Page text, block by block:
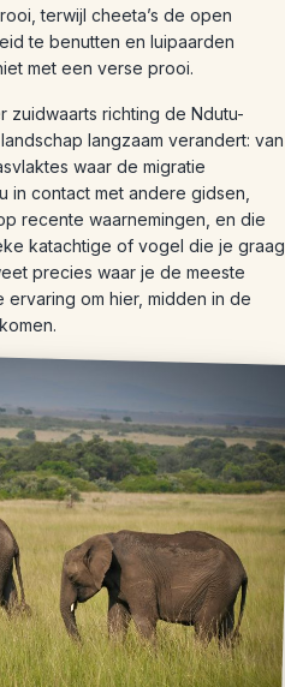
terwijl cheeta’s de open
te benutten en luipaarden
met een verse prooi.
richting de Ndutu-
langzaam verandert: van
waar de migratie
in contact met andere gidsen,
recente waarnemingen, en die
katachtige of vogel die je graag
precies waar je de meeste
om hier, midden in de